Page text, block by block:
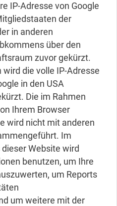
IP-Adresse von Google
der
in anderen
über den
zuvor gekürzt.
die volle IP-Adresse
in den USA
Die im Rahmen
Ihrem Browser
wird nicht mit anderen
Im
Website wird
benutzen, um Ihre
um Reports
um weitere mit der